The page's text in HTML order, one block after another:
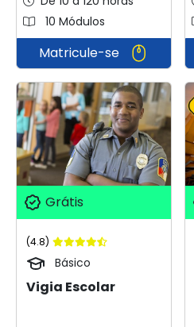
10 Módulos
Matricule-se
Grátis
(4.8)
Básico
Vigia Escolar